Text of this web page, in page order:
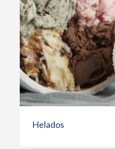
Helados